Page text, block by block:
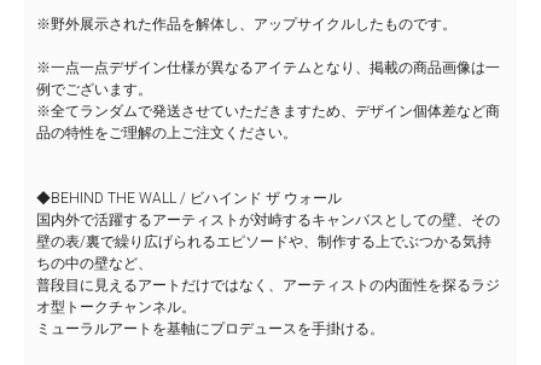
※野外展示された作品を解体し、アップサイクルしたものです。
※一点一点デザイン仕様が異なるアイテムとなり、掲載の商品画像は一
例でございます。
※全てランダムで発送させていただきますため、デザイン個体差など商
品の特性をご理解の上ご注文ください。
◆BEHIND THE WALL / ビハインド ザ ウォール
国内外で活躍するアーティストが対峙するキャンバスとしての壁、その
壁の表/裏で繰り広げられるエピソードや、制作する上でぶつかる気持
ちの中の壁など、
普段目に見えるアートだけではなく、アーティストの内面性を探るラジ
オ型トークチャンネル。
ミューラルアートを基軸にプロデュースを手掛ける。